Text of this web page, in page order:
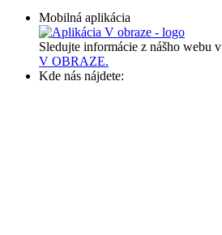
Mobilná aplikácia
Sledujte informácie z nášho webu v
V OBRAZE.
Kde nás nájdete: